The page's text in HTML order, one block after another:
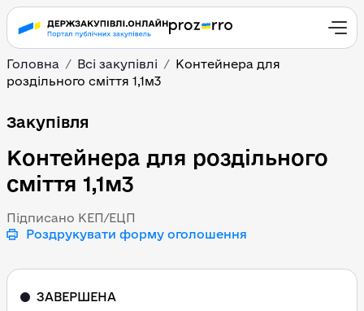
Головна Всі закупівлі
Контейнера для
роздільного сміття 1,1м3
Контейнера для
Закупівля
Контейнера для роздільного
сміття 1,1м3
Підписано КЕП/ЕЦП
Роздрукувати форму оголошення
ЗАВЕРШЕНА